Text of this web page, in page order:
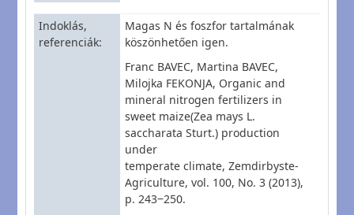
Indoklás,
referenciák
Magas N és foszfor tartalmának
köszönhetően igen.
Franc BAVEC, Martina BAVEC,
Milojka FEKONJA, Organic and
mineral nitrogen fertilizers in
sweet maize(Zea mays L.
saccharata Sturt.) production
under
temperate climate, Zemdirbyste-
Agriculture, vol. 100, No. 3 (2013),
p. 243‒250.